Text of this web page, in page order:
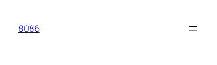
innehåll
8086